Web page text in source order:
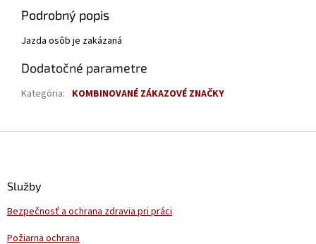
Podrobný popis
Jazda osôb je zakázaná
Dodatočné parametre
Kategória: KOMBINOVANÉ ZÁKAZOVÉ ZNAČKY
Služby
Bezpečnosť a ochrana zdravia pri práci
Požiarna ochrana